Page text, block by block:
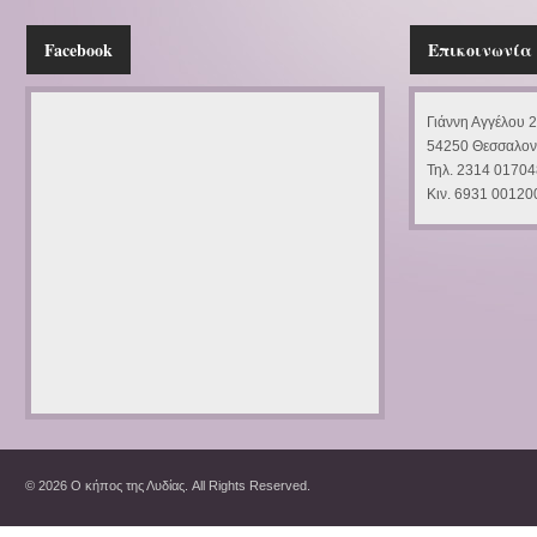
Facebook Επικοινωνία
Γιάννη Αγγέλου
54250
Τηλ. 2314
Κιν. 6931
© 2026 Ο κήπος της Λυδίας. All Rights Reserved.